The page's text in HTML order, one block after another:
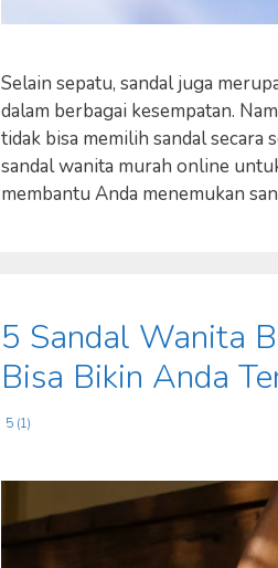
Selain sepatu, sandal juga
dalam berbagai kesempatan.
tidak bisa memilih sandal secara
sandal wanita murah online
membantu Anda menemukan
5 Sandal Wanita
Bisa Bikin Anda
5 (1)